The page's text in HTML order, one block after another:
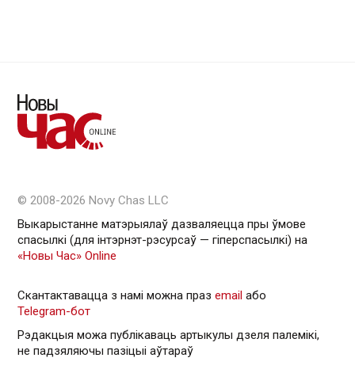
© 2008-2026 Novy Chas LLC
Выкарыстанне матэрыялаў дазваляецца пры ўмове
спасылкі (для інтэрнэт-рэсурсаў — гiперспасылкi) на
«Новы Час» Online
Скантактавацца з намі можна праз email або
Telegram-бот
Рэдакцыя можа публікаваць артыкулы дзеля палемікі,
не падзяляючы пазіцыі аўтараў